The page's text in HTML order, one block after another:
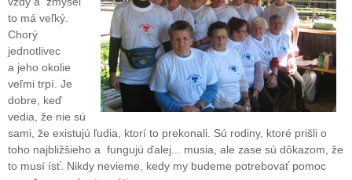
to má veľký.
Chorý
jednotlivec
a jeho okolie
veľmi trpí. Je
dobre, keď
vedia, že nie sú
sami, že existujú ľudia, ktorí to prekonali. Sú rodiny, ktoré prišli o
toho najbližšieho a fungujú ďalej... musia, ale zase sú dôkazom, že
to musí ísť. Nikdy nevieme, kedy my budeme potrebovať pomoc